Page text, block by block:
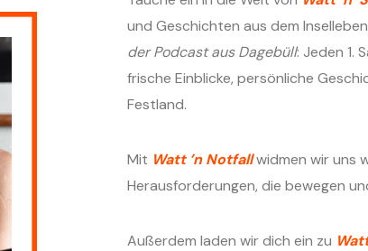
und Geschichten aus dem
der Podcast aus Dagebüll: Jeden 1.
frische Einblicke, persönliche
Festland.
Mit Watt ’n Notfallwidmen wir uns
Herausforderungen, die bewegen
Außerdem laden wir dich ein zu